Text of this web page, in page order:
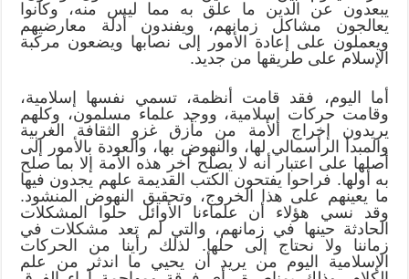
يبعدون عن الدين ما علق به مما ليس منه، وكانوا
يعالجون مشاكل زمانهم، ويفندون أدلة معارضيهم
ويعملون على إعادة الأمور إلى نصابها ويضعون مركبة
الإسلام على طريقها من جديد.
أما اليوم، فقد قامت أنظمة، تسمي نفسها إسلامية،
وقامت حركات إسلامية، ووجد علماء مسلمون، وكلهم
يريدون إخراج الأمة من مأزق غزو الثقافة الغربية
والمبدأ الرأسمالي لها، والنهوض بها، والعودة بالأمور إلى
أصلها على اعتبار أنه لا يصلح آخر هذه الأمة إلا بما صلح
به أولها. فراحوا يفتحون الكتب القديمة علهم يجدون فيها
ما يعينهم على هذا الخروج، وتحقيق النهوض المنشود.
وقد نسي هؤلاء أن علماءنا الأوائل حلوا المشكلات
الحادثة حينها في زمانهم، والتي لم تعد مشكلات في
زماننا ولا نحتاج إلى حلها. لذلك رأينا من الحركات
الإسلامية اليوم من يريد أن يحيي ما اندثر من علم